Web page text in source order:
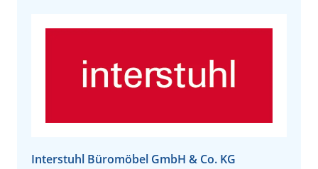
Interstuhl Büromöbel GmbH & Co. KG